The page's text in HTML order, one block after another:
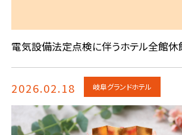
電気設備法定点検に伴うホテル全館休
2026.02.18 岐阜グランドホテル